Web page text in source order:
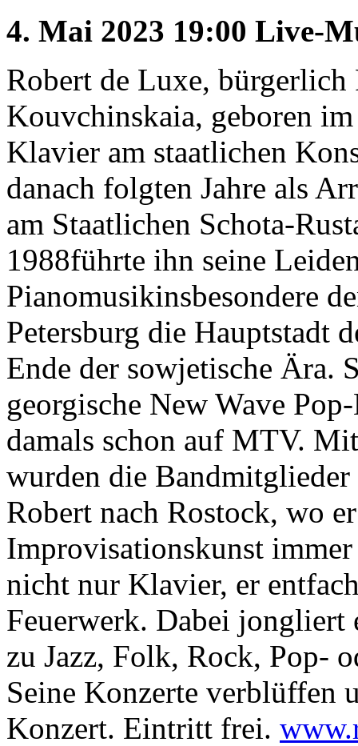
4. Mai 2023 19:00 Live-
Robert de Luxe, bürgerlich
Kouvchinskaia, geboren
Klavier am staatlichen
danach folgten Jahre als
am Staatlichen Schota-
1988führte ihn seine
Pianomusikinsbesondere
Petersburg die Hauptstadt
Ende der sowjetische Ära.
georgische New Wave
damals schon auf MTV.
wurden die
Robert nach Rostock, wo
Improvisationskunst
nicht nur Klavier, er
Feuerwerk. Dabei
zu Jazz, Folk, Rock, Pop-
Seine Konzerte verblüffen
Konzert. Eintritt frei.